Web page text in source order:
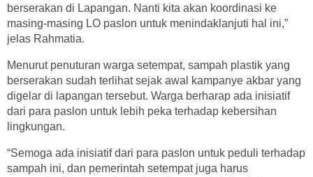
berserakan di Lapangan. Nanti kita akan koordinasi ke
masing-masing LO paslon untuk menindaklanjuti hal ini,”
jelas Rahmatia.
Menurut penuturan warga setempat, sampah plastik yang
berserakan sudah terlihat sejak awal kampanye akbar yang
digelar di lapangan tersebut. Warga berharap ada inisiatif
dari para paslon untuk lebih peka terhadap kebersihan
lingkungan.
“Semoga ada inisiatif dari para paslon untuk peduli terhadap
sampah ini, dan pemerintah setempat juga harus